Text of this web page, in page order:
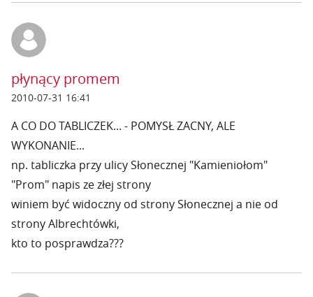
płynący promem
2010-07-31 16:41
A CO DO TABLICZEK... - POMYSŁ ZACNY, ALE
WYKONANIE...
np. tabliczka przy ulicy Słonecznej "Kamieniołom"
"Prom" napis ze złej strony
winiem być widoczny od strony Słonecznej a nie od
strony Albrechtówki,
kto to posprawdza???